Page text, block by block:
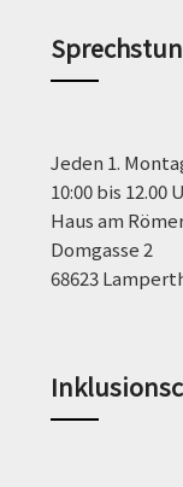
Jeden 1.
10:00 bis 12.00
Haus am
Domgasse 2
68623